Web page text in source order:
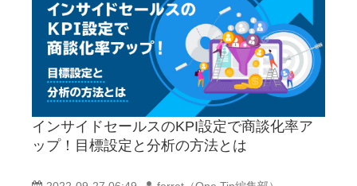
インサイドセールスのKPI設定で商談化率ア
ップ！目標設定と分析の方法とは